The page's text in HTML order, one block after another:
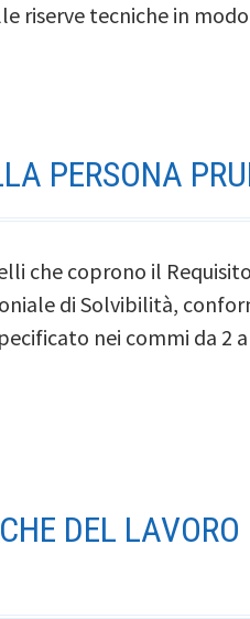
riserve tecniche in modo
PERSONA
che coprono il Requisito
di Solvibilità,
nei commi da 2
DEL LAVORO